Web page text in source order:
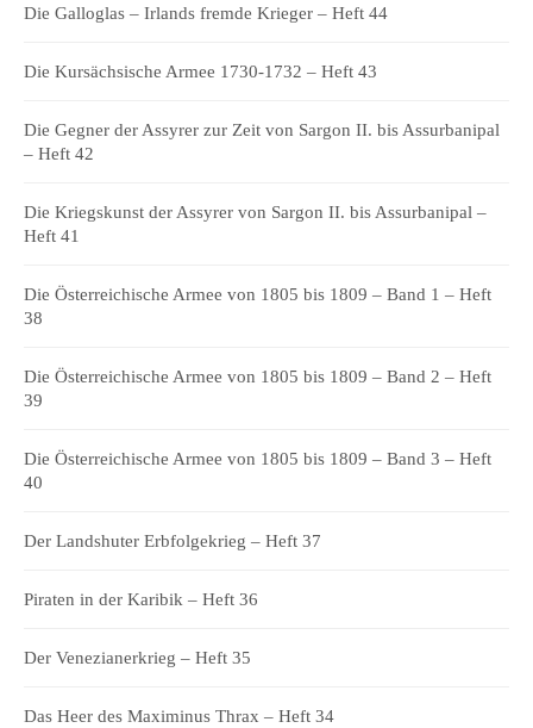
Die Galloglas – Irlands fremde Krieger – Heft 44
Die Kursächsische Armee 1730-1732 – Heft 43
Die Gegner der Assyrer zur Zeit von Sargon II. bis Assurbanipal
– Heft 42
Die Kriegskunst der Assyrer von Sargon II. bis Assurbanipal –
Heft 41
Die Österreichische Armee von 1805 bis 1809 – Band 1 – Heft
38
Die Österreichische Armee von 1805 bis 1809 – Band 2 – Heft
39
Die Österreichische Armee von 1805 bis 1809 – Band 3 – Heft
40
Der Landshuter Erbfolgekrieg – Heft 37
Piraten in der Karibik – Heft 36
Der Venezianerkrieg – Heft 35
Das Heer des Maximinus Thrax – Heft 34